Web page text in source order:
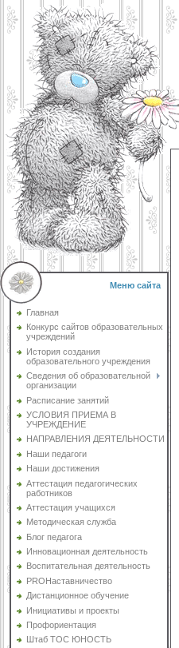
Меню сайта
Главная
Конкурс сайтов образовательных
учреждений
История создания
образовательного учреждения
Сведения об образовательной
организации
Расписание занятий
УСЛОВИЯ ПРИЕМА В
УЧРЕЖДЕНИЕ
НАПРАВЛЕНИЯ ДЕЯТЕЛЬНОСТИ
Наши педагоги
Наши достижения
Аттестация педагогических
работников
Аттестация учащихся
Методическая служба
Блог педагога
Инновационная деятельность
Воспитательная деятельность
PROНаставничество
Дистанционное обучение
Инициативы и проекты
Профориентация
Штаб ТОС ЮНОСТЬ